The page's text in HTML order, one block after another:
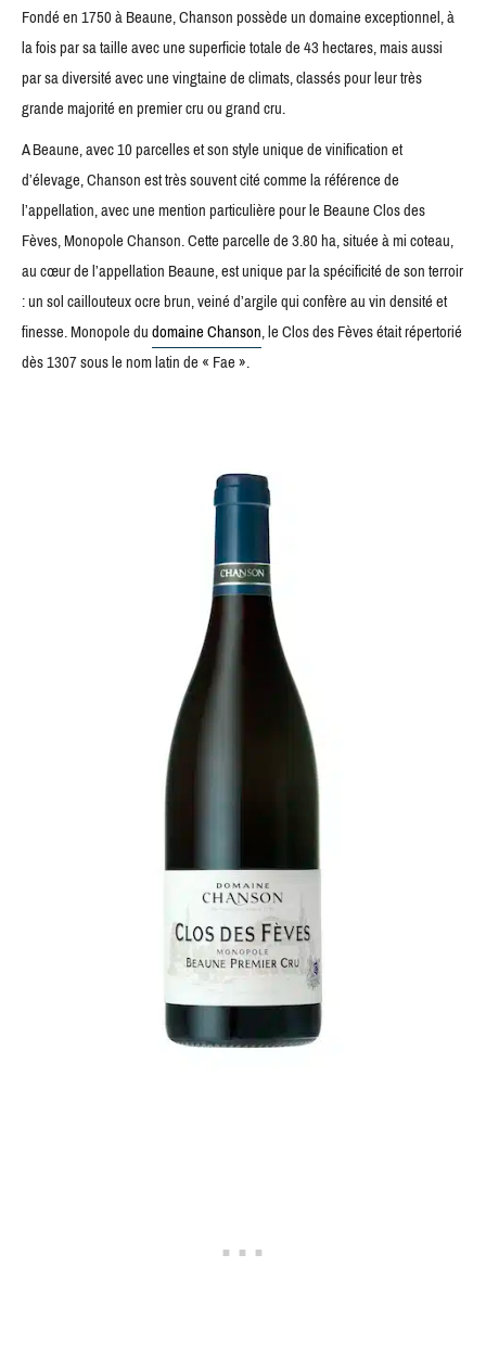
Fondé en 1750 à Beaune, Chanson possède un domaine exceptionnel, à
la fois par sa taille avec une superficie totale de 43 hectares, mais aussi
par sa diversité avec une vingtaine de climats, classés pour leur très
grande majorité en premier cru ou grand cru.
A Beaune, avec 10 parcelles et son style unique de vinification et
d’élevage, Chanson est très souvent cité comme la référence de
l’appellation, avec une mention particulière pour le Beaune Clos des
Fèves, Monopole Chanson. Cette parcelle de 3.80 ha, située à mi coteau,
au cœur de l’appellation Beaune, est unique par la spécificité de son terroir
: un sol caillouteux ocre brun, veiné d’argile qui confère au vin densité et
finesse. Monopole dudomaine Chanson, le Clos des Fèves était répertorié
dès 1307 sous le nom latin de « Fae ».